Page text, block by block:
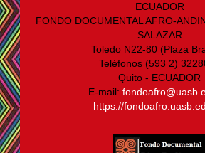
ECUADOR
FONDO DOCUMENTAL AFRO-
SALAZAR
Toledo N22-80 (Plaza
Teléfonos (593 2)
Quito - ECUADOR
E-mail:
https://